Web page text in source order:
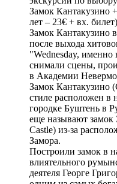
Замок Кантакузино
лет – 23€ + вх.
Замок Кантакузино
после выхода
"Wednesday, именно
снимали сцены,
в Академии
Замок Кантакузино
стиле расположен в
городке Буштень в
еще называют замок
Castle) из-за
Замора.
Построили замок в
влиятельного
деятеля Георге